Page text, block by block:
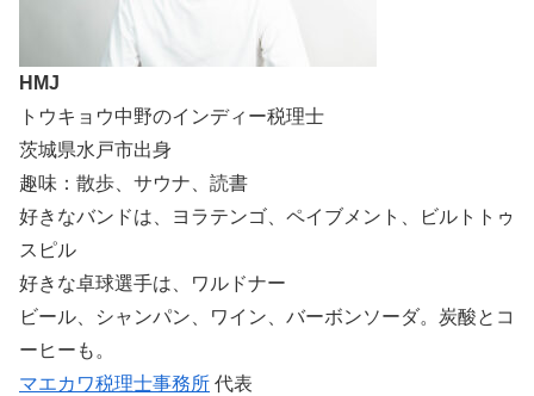
HMJ
トウキョウ中野のインディー税理士
茨城県水戸市出身
趣味：散歩、サウナ、読書
好きなバンドは、ヨラテンゴ、ペイブメント、ビルトトゥ
スピル
好きな卓球選手は、ワルドナー
ビール、シャンパン、ワイン、バーボンソーダ。炭酸とコ
ーヒーも。
マエカワ税理士事務所 代表